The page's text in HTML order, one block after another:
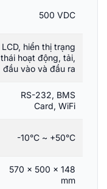
500 VDC
LCD, hiển thị trạng
thái hoạt động, tải,
đầu vào và đầu ra
RS-232, BMS
Card, WiFi
-10°C ~ +50°C
570 × 500 × 148
mm